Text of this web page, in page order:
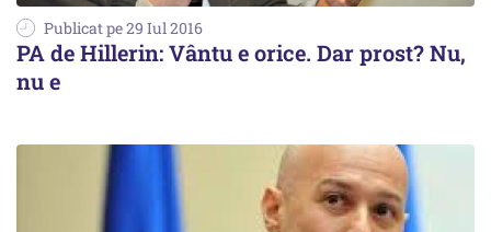
Publicat pe 29 Iul 2016
PA de Hillerin: Vântu e orice. Dar prost? Nu,
nu e